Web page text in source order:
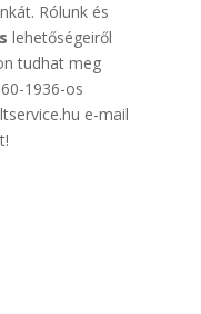
Rólunk és
lehetőségeiről
tudhat meg
1936-os
e-mail